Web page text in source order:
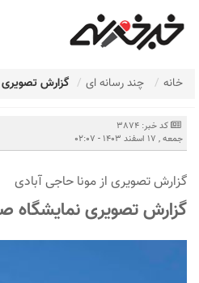
خانه چند رسانه ای گزارش
کد خبر: 3874
جمعه , 17 اسفند 1403 - 02:07
گزارش تصویری از مونا حاجی آبادی
گزارش تصویری نمایشگاه